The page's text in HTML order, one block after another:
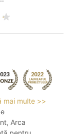
mai multe >>
Arca